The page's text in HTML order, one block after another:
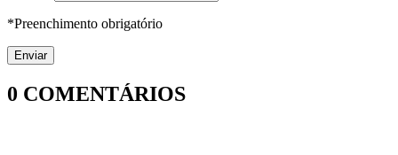
*Preenchimento obrigatório
0 COMENTÁRIOS